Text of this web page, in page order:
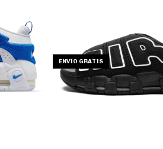
ENVÍO GRATIS